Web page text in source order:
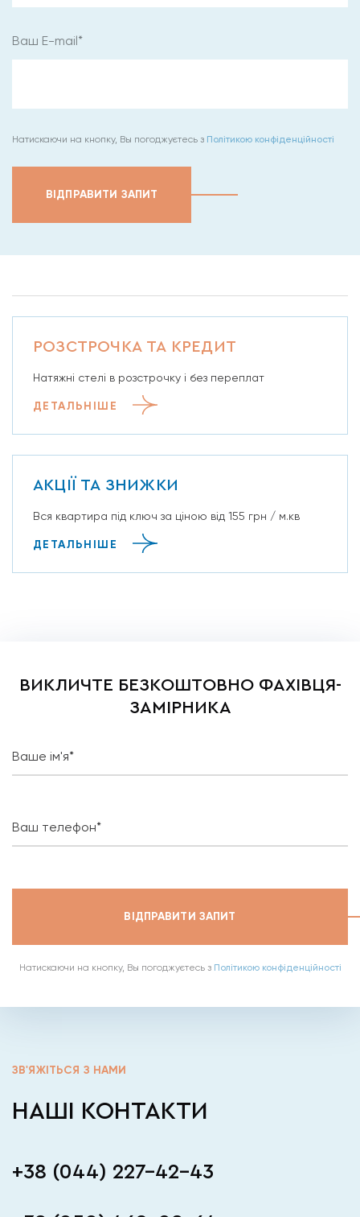
Ваш E-mail*
Натискаючи на кнопку, Вы погоджуєтесь з Політикою конфіденційності
ВІДПРАВИТИ ЗАПИТ
РОЗСТРОЧКА ТА КРЕДИТ
Натяжні стелі в розстрочку і без переплат
ДЕТАЛЬНІШЕ
АКЦІЇ ТА ЗНИЖКИ
Вся квартира під ключ за ціною від 155 грн / м.кв
ДЕТАЛЬНІШЕ
ВИКЛИЧТЕ БЕЗКОШТОВНО ФАХІВЦЯ-
ЗАМІРНИКА
Ваше ім'я*
Ваш телефон*
ВІДПРАВИТИ ЗАПИТ
Натискаючи на кнопку, Вы погоджуєтесь з Політикою конфіденційності
ЗВ'ЯЖІТЬСЯ З НАМИ
НАШІ КОНТАКТИ
+38 (044) 227-42-43